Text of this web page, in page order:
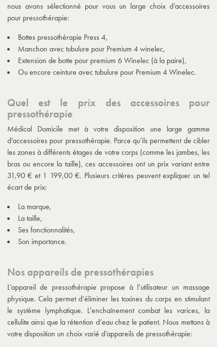
nous avons sélectionné pour vous un large choix d’accessoires
pour pressothérapie:
Bottes pressothérapie Press 4,
Manchon avec tubulure pour Premium 4 winelec,
Extension de botte pour premium 6 Winelec (à la paire),
Ou encore ceinture avec tubulure pour Premium 4 Winelec.
Quel est le prix des accessoires pour
pressothérapie
Médical Domicile met à votre disposition une large gamme
d’accessoires pour pressothérapie. Parce qu’ils permettent de cibler
les zones à différents étages de votre corps (comme les jambes, les
bras ou encore la taille), ces accessoires ont un prix variant entre
31,90 € et 1 199,00 €. Plusieurs critères peuvent expliquer un tel
écart de prix:
La marque,
La taille,
Ses fonctionnalités,
Son importance.
Nos appareils de pressothérapies
L’appareil de pressothérapie propose à l’utilisateur un massage
physique. Cela permet d’éliminer les toxines du corps en stimulant
le système lymphatique. L'enchaînement combat les varices, la
cellulite ainsi que la rétention d’eau chez le patient. Nous mettons à
votre disposition un choix varié d’appareils de pressothérapie: